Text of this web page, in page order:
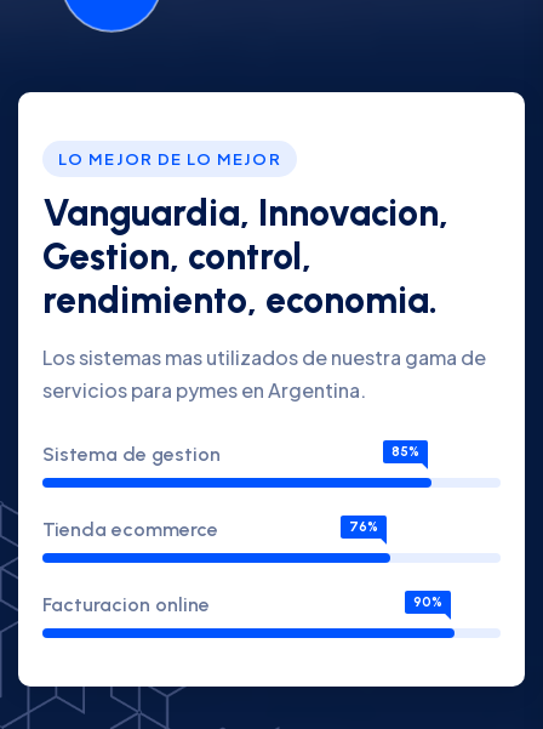
LO MEJOR DE LO MEJOR
Vanguardia, Innovacion,
Gestion, control,
rendimiento, economia.
Los sistemas mas utilizados de nuestra gama de
servicios para pymes en Argentina.
Sistema de gestion 85%
Tienda ecommerce 76%
Facturacion online 90%